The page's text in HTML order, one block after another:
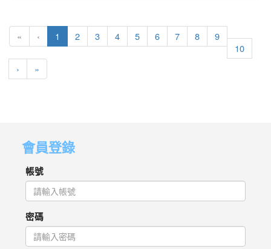
« ‹ 1 (目前頁次)
2 3 4 5 6 7 8
9
10
› 下一頁
»
會員登錄
帳號
密碼